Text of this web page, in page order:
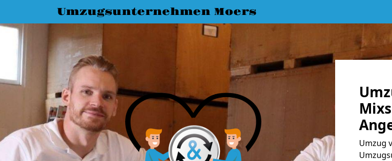
Umzugsunternehmen Moers
Umzug